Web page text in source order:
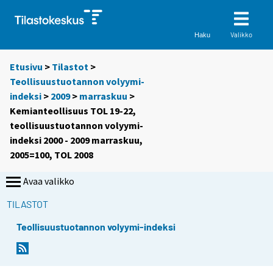
Haku Valikko
Etusivu > Tilastot >
Teollisuustuotannon volyymi-
indeksi > 2009> marraskuu >
Kemianteollisuus TOL 19-22,
teollisuustuotannon volyymi-
indeksi 2000 - 2009 marraskuu,
2005=100, TOL 2008
Avaa valikko
TILASTOT
Teollisuustuotannon volyymi-indeksi